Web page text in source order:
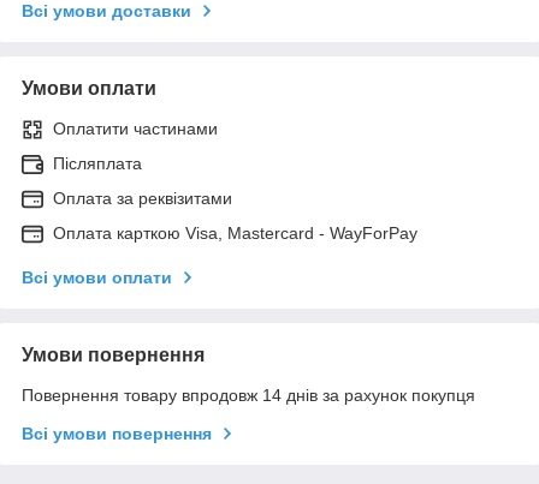
Всі умови доставки
Умови оплати
Оплатити частинами
Післяплата
Оплата за реквізитами
Оплата карткою Visa, Mastercard - WayForPay
Всі умови оплати
Умови повернення
Повернення товару впродовж 14 днів за рахунок покупця
Всі умови повернення